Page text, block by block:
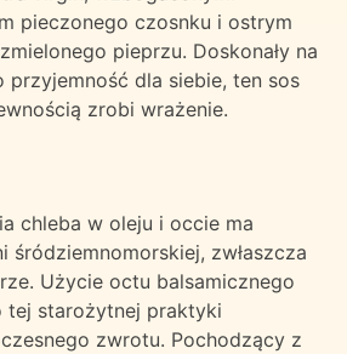
pieczonego czosnku i ostrym
pieprzu. Doskonały na
przyjemność dla siebie, ten sos
zrobi wrażenie.
chleba w oleju i occie ma
śródziemnomorskiej, zwłaszcza
Użycie octu balsamicznego
tej starożytnej praktyki
zwrotu. Pochodzący z